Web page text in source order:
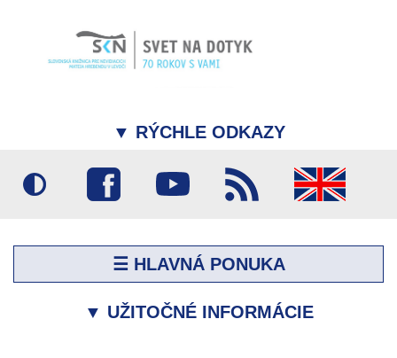
▼ RÝCHLE ODKAZY
☰ HLAVNÁ PONUKA
▼ UŽITOČNÉ INFORMÁCIE